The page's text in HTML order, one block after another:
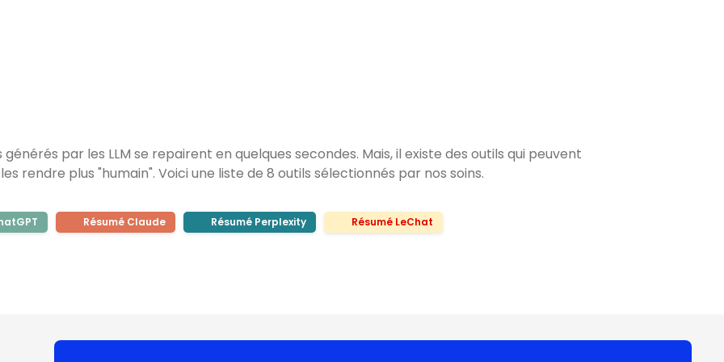
par les LLM se repairent en quelques secondes. Mais, il existe des outils qui peuvent
rendre plus "humain". Voici une liste de 8 outils sélectionnés par nos soins.
Résumé Claude Résumé Perplexity Résumé LeChat